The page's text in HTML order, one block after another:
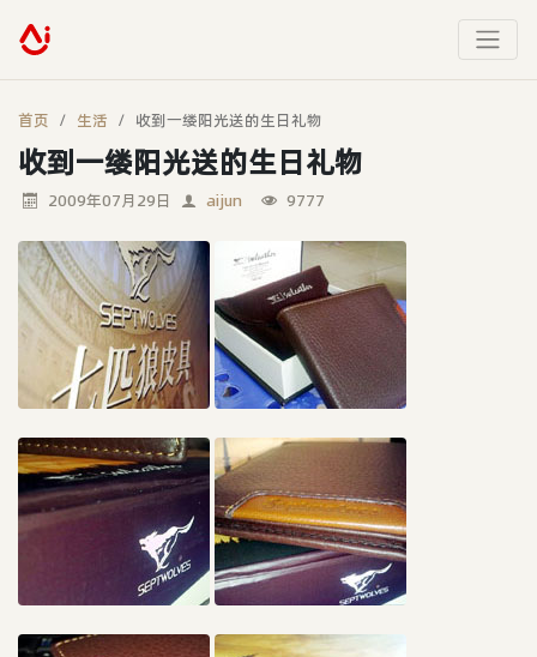
首页 生活 收到一缕阳光送的生日礼物
收到一缕阳光送的生日礼物
2009年07月29日 aijun 9777